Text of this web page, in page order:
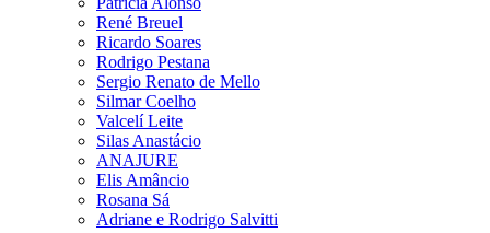
René Breuel
Ricardo Soares
Rodrigo Pestana
Sergio Renato de Mello
Silmar Coelho
Valcelí Leite
Silas Anastácio
ANAJURE
Elis Amâncio
Rosana Sá
Adriane e Rodrigo Salvitti